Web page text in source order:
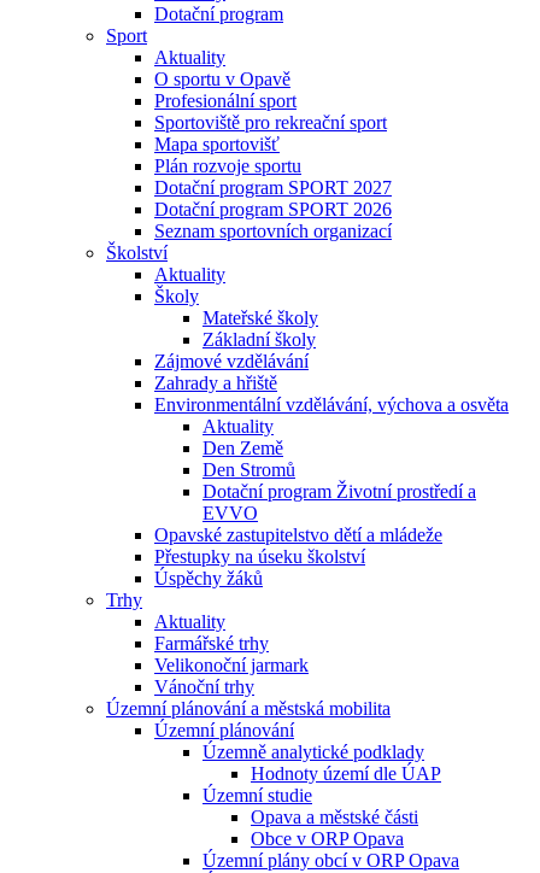
Dotační program
Sport
Aktuality
O sportu v Opavě
Profesionální sport
Sportoviště pro rekreační sport
Mapa sportovišť
Plán rozvoje sportu
Dotační program SPORT 2027
Dotační program SPORT 2026
Seznam sportovních organizací
Školství
Aktuality
Školy
Mateřské školy
Základní školy
Zájmové vzdělávání
Zahrady a hřiště
Environmentální vzdělávání, výchova a osvěta
Aktuality
Den Země
Den Stromů
Dotační program Životní prostředí a
EVVO
Opavské zastupitelstvo dětí a mládeže
Přestupky na úseku školství
Úspěchy žáků
Trhy
Aktuality
Farmářské trhy
Velikonoční jarmark
Vánoční trhy
Územní plánování a městská mobilita
Územní plánování
Územně analytické podklady
Hodnoty území dle ÚAP
Územní studie
Opava a městské části
Obce v ORP Opava
Územní plány obcí v ORP Opava